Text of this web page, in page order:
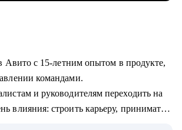
Авито с 15-летним опытом в продукте,
командами.
и руководителям переходить на
влияния: строить карьеру, принимать